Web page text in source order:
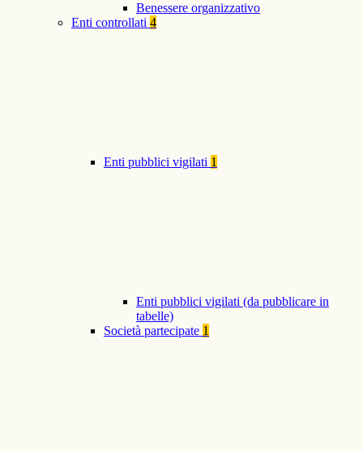
Benessere organizzativo
Enti controllati 4
Enti pubblici vigilati 1
Enti pubblici vigilati (da pubblicare in
tabelle)
Società partecipate 1